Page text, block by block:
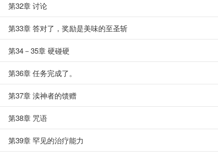
第32章 讨论
第33章 答对了，奖励是美味的至圣斩
第34－35章 硬碰硬
第36章 任务完成了。
第37章 渎神者的馈赠
第38章 咒语
第39章 罕见的治疗能力